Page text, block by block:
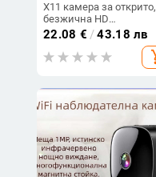
X11 камера за открито,
безжична HD
видеокамера с TF карта,
1–5 MP, ABS корпус,
батерия 1–3 часа
22.08 € /43.18 лв